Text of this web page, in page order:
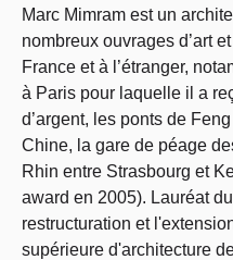
Marc Mimram est un
nombreux ouvrages d’art
France et à l’étranger,
à Paris pour laquelle il a
d’argent, les ponts de
Chine, la gare de péage
Rhin entre Strasbourg et
award en 2005). Lauréat
restructuration et
supérieure d'architecture